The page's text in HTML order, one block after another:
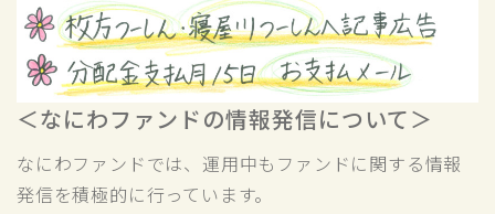
＜なにわファンドの情報発信について＞
なにわファンドでは、運用中もファンドに関する情報
発信を積極的に行っています。